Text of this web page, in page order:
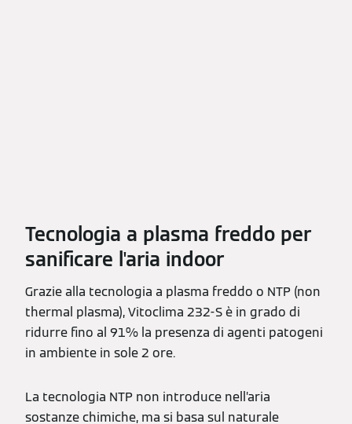
Tecnologia a plasma freddo per
sanificare l'aria indoor
Grazie alla tecnologia a plasma freddo o NTP (non
thermal plasma), Vitoclima 232-S è in grado di
ridurre fino al 91% la presenza di agenti patogeni
in ambiente in sole 2 ore.
La tecnologia NTP non introduce nell’aria
sostanze chimiche, ma si basa sul naturale